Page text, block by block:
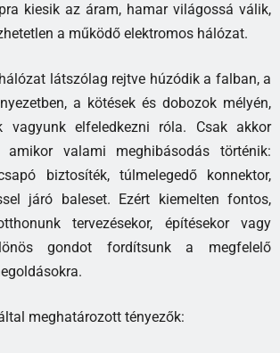
kiesik az áram, hamar világossá válik,
a működő elektromos hálózat.
látszólag rejtve húzódik a falban, a
a kötések és dobozok mélyén,
vagyunk elfeledkezni róla. Csak akkor
valami meghibásodás történik:
biztosíték, túlmelegedő konnektor,
járó baleset. Ezért kiemelten fontos,
tervezésekor, építésekor vagy
gondot fordítsunk a megfelelő
meghatározott tényezők: